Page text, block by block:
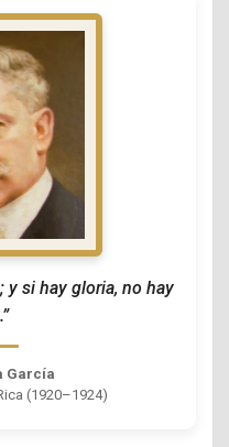
y si hay gloria, no hay
García
(1920–1924)